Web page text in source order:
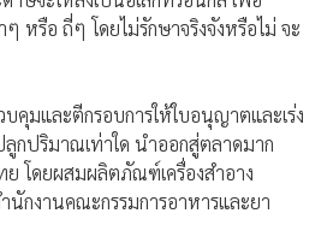
หรือ ถี่ๆ โดยไม่รักษาจริงจังหรือไม่ จะ
คุมและตีกรอบการให้ใบอนุญาตและเร่ง
กปริมาณเท่าใด นำออกสู่ตลาดมาก
โดยผสมผลิตภัณฑ์เครื่องสำอาง
กงานคณะกรรมการอาหารและยา